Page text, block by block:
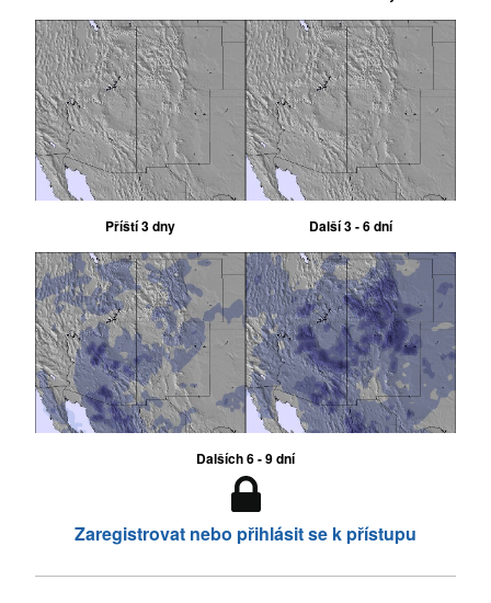
Příští 3 dny Další 3 - 6 dní
Dalších 6 - 9 dní
Zaregistrovat nebo přihlásit se k přístupu